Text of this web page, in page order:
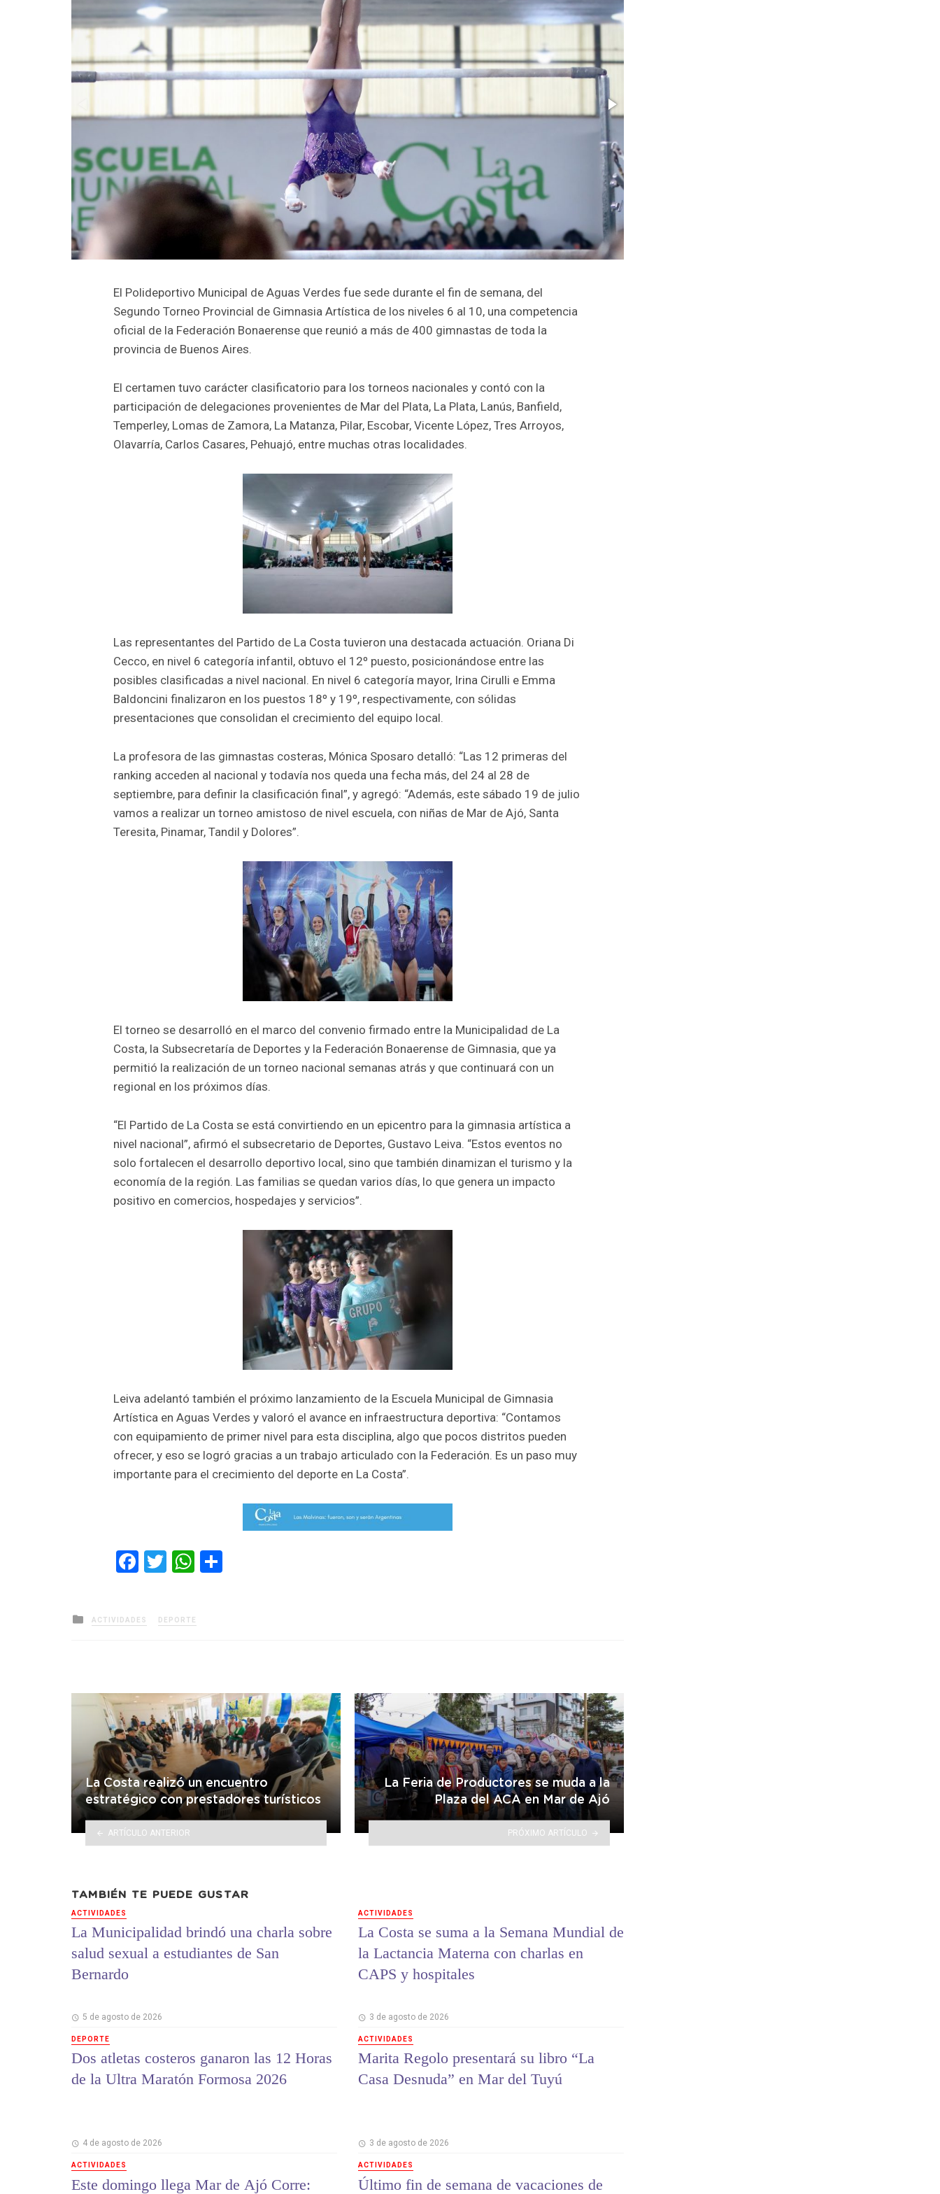
El Polideportivo Municipal de Aguas Verdes fue sede durante el fin de semana, del
Segundo Torneo Provincial de Gimnasia Artística de los niveles 6 al 10, una competencia
oficial de la Federación Bonaerense que reunió a más de 400 gimnastas de toda la
provincia de Buenos Aires.
El certamen tuvo carácter clasificatorio para los torneos nacionales y contó con la
participación de delegaciones provenientes de Mar del Plata, La Plata, Lanús, Banfield,
Temperley, Lomas de Zamora, La Matanza, Pilar, Escobar, Vicente López, Tres Arroyos,
Olavarría, Carlos Casares, Pehuajó, entre muchas otras localidades.
Las representantes del Partido de La Costa tuvieron una destacada actuación. Oriana Di
Cecco, en nivel 6 categoría infantil, obtuvo el 12º puesto, posicionándose entre las
posibles clasificadas a nivel nacional. En nivel 6 categoría mayor, Irina Cirulli e Emma
Baldoncini finalizaron en los puestos 18º y 19º, respectivamente, con sólidas
presentaciones que consolidan el crecimiento del equipo local.
La profesora de las gimnastas costeras, Mónica Sposaro detalló: “Las 12 primeras del
ranking acceden al nacional y todavía nos queda una fecha más, del 24 al 28 de
septiembre, para definir la clasificación final”, y agregó: “Además, este sábado 19 de julio
vamos a realizar un torneo amistoso de nivel escuela, con niñas de Mar de Ajó, Santa
Teresita, Pinamar, Tandil y Dolores”.
El torneo se desarrolló en el marco del convenio firmado entre la Municipalidad de La
Costa, la Subsecretaría de Deportes y la Federación Bonaerense de Gimnasia, que ya
permitió la realización de un torneo nacional semanas atrás y que continuará con un
regional en los próximos días.
“El Partido de La Costa se está convirtiendo en un epicentro para la gimnasia artística a
nivel nacional”, afirmó el subsecretario de Deportes, Gustavo Leiva. “Estos eventos no
solo fortalecen el desarrollo deportivo local, sino que también dinamizan el turismo y la
economía de la región. Las familias se quedan varios días, lo que genera un impacto
positivo en comercios, hospedajes y servicios”.
Leiva adelantó también el próximo lanzamiento de la Escuela Municipal de Gimnasia
Artística en Aguas Verdes y valoró el avance en infraestructura deportiva: “Contamos
con equipamiento de primer nivel para esta disciplina, algo que pocos distritos pueden
ofrecer, y eso se logró gracias a un trabajo articulado con la Federación. Es un paso muy
importante para el crecimiento del deporte en La Costa”.
Facebook
TwitterWhatsApp
Posted
in
ACTIVIDADES DEPORTE
La Costa realizó un encuentro
estratégico con prestadores turísticos
ARTÍCULO ANTERIOR
La Feria de Productores se muda a la
Plaza del ACA en Mar de Ajó
PRÓXIMO ARTÍCULO
TAMBIÉN TE PUEDE GUSTAR
ACTIVIDADES
La Municipalidad brindó una charla sobre
salud sexual a estudiantes de San
Bernardo
5 de agosto de 2026
DEPORTE
Dos atletas costeros ganaron las 12 Horas
de la Ultra Maratón Formosa 2026
4 de agosto de 2026
ACTIVIDADES
Este domingo llega Mar de Ajó Corre:
ACTIVIDADES
La Costa se suma a la Semana Mundial de
la Lactancia Materna con charlas en
CAPS y hospitales
3 de agosto de 2026
ACTIVIDADES
Marita Regolo presentará su libro “La
Casa Desnuda” en Mar del Tuyú
3 de agosto de 2026
ACTIVIDADES
Último fin de semana de vacaciones de